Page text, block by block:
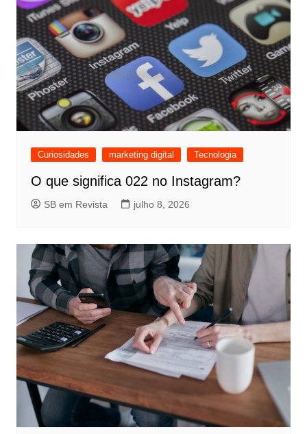
Curiosidades marketing digital Tecnologia
O que significa 022 no Instagram?
SB em Revista julho 8, 2026